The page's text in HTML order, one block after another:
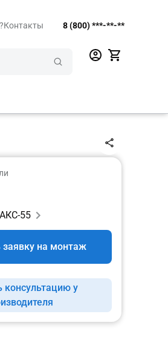
Контакты 8 (800) ***-**-**
55
заявку на монтаж
консультацию у